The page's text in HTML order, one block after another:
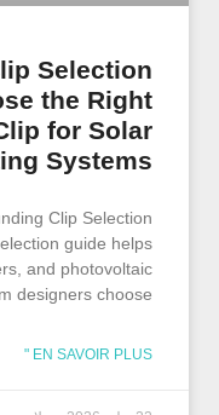
Selection
the Right
for Solar
Systems
Clip Selection
guide helps
and photovoltaic
designers choose
EN SAVOIR PLUS "